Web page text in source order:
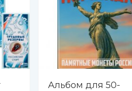
Альбом для 50-